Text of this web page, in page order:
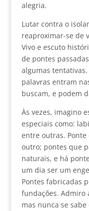
alegria.
Lutar contra o
reaproximar-se de
Vivo e escuto
de pontes
algumas tentativas.
palavras entram
buscam, e podem
Às vezes, imagino
especiais como:
entre outras. Ponte
outro; pontes que
naturais, e há
um dia ser um
Pontes fabricadas
fundações. Admiro
mas nunca se